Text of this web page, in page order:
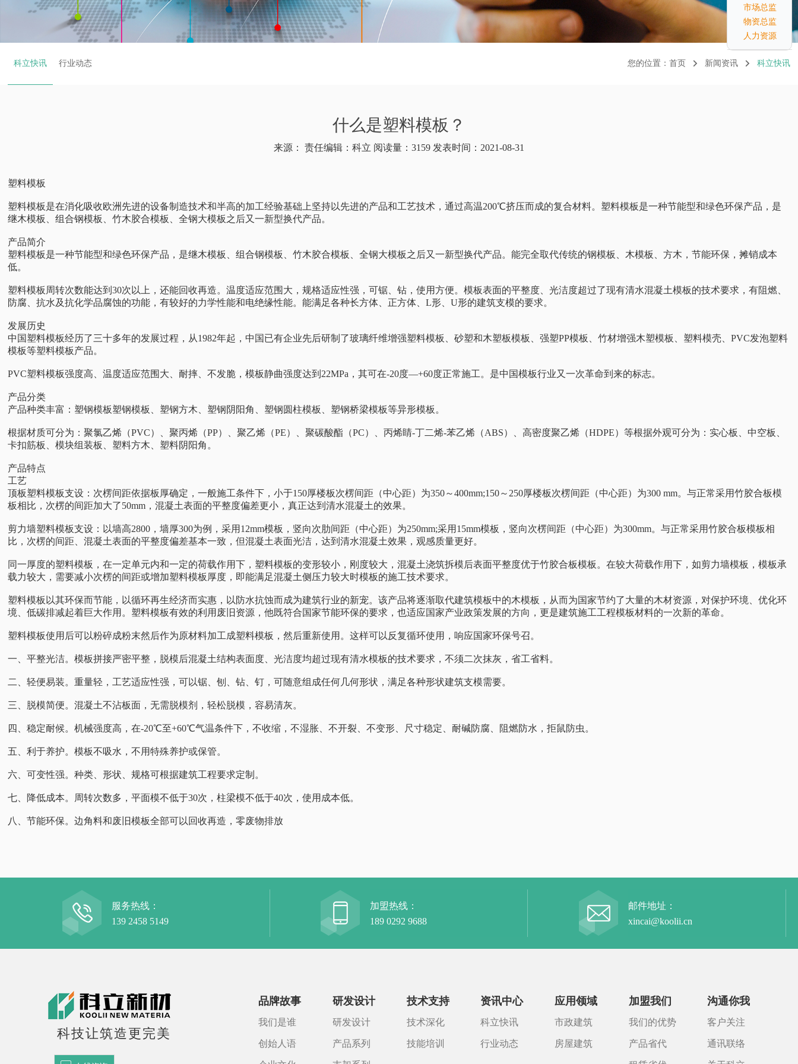
科立快讯 行业动态 您的位置： 首页 新闻资讯 科立快讯
什么是塑料模板？
来源： 责任编辑：科立 阅读量：3159 发表时间：2021-08-31
塑料模板
塑料模板是在消化吸收欧洲先进的设备制造技术和半高的加工经验基础上坚持以先进的产品和工艺技术，通过高温200℃挤压而成的复合材料。塑料模板是一种节能型和绿色环保产品，是
继木模板、组合钢模板、竹木胶合模板、全钢大模板之后又一新型换代产品。
产品简介
塑料模板是一种节能型和绿色环保产品，是继木模板、组合钢模板、竹木胶合模板、全钢大模板之后又一新型换代产品。能完全取代传统的钢模板、木模板、方木，节能环保，摊销成本
低。
塑料模板周转次数能达到30次以上，还能回收再造。温度适应范围大，规格适应性强，可锯、钻，使用方便。模板表面的平整度、光洁度超过了现有清水混凝土模板的技术要求，有阻燃、
防腐、抗水及抗化学品腐蚀的功能，有较好的力学性能和电绝缘性能。能满足各种长方体、正方体、L形、U形的建筑支模的要求。
发展历史
中国塑料模板经历了三十多年的发展过程，从1982年起，中国已有企业先后研制了玻璃纤维增强塑料模板、砂塑和木塑板模板、强塑PP模板、竹材增强木塑模板、塑料模壳、PVC发泡塑料
模板等塑料模板产品。
PVC塑料模板强度高、温度适应范围大、耐摔、不发脆，模板静曲强度达到22MPa，其可在-20度—+60度正常施工。是中国模板行业又一次革命到来的标志。
产品分类
产品种类丰富：塑钢模板塑钢模板、塑钢方木、塑钢阴阳角、塑钢圆柱模板、塑钢桥梁模板等异形模板。
根据材质可分为：聚氯乙烯（PVC）、聚丙烯（PP）、聚乙烯（PE）、聚碳酸酯（PC）、丙烯睛-丁二烯-苯乙烯（ABS）、高密度聚乙烯（HDPE）等根据外观可分为：实心板、中空板、
卡扣筋板、模块组装板、塑料方木、塑料阴阳角。
产品特点
工艺
顶板塑料模板支设：次楞间距依据板厚确定，一般施工条件下，小于150厚楼板次楞间距（中心距）为350～400mm;150～250厚楼板次楞间距（中心距）为300 mm。与正常采用竹胶合板模
板相比，次楞的间距加大了50mm，混凝土表面的平整度偏差更小，真正达到清水混凝土的效果。
剪力墙塑料模板支设：以墙高2800，墙厚300为例，采用12mm模板，竖向次肋间距（中心距）为250mm;采用15mm模板，竖向次楞间距（中心距）为300mm。与正常采用竹胶合板模板相
比，次楞的间距、混凝土表面的平整度偏差基本一致，但混凝土表面光洁，达到清水混凝土效果，观感质量更好。
同一厚度的塑料模板，在一定单元内和一定的荷载作用下，塑料模板的变形较小，刚度较大，混凝土浇筑拆模后表面平整度优于竹胶合板模板。在较大荷载作用下，如剪力墙模板，模板承
载力较大，需要减小次楞的间距或增加塑料模板厚度，即能满足混凝土侧压力较大时模板的施工技术要求。
塑料模板以其环保而节能，以循环再生经济而实惠，以防水抗蚀而成为建筑行业的新宠。该产品将逐渐取代建筑模板中的木模板，从而为国家节约了大量的木材资源，对保护环境、优化环
境、低碳排减起着巨大作用。塑料模板有效的利用废旧资源，他既符合国家节能环保的要求，也适应国家产业政策发展的方向，更是建筑施工工程模板材料的一次新的革命。
塑料模板使用后可以粉碎成粉末然后作为原材料加工成塑料模板，然后重新使用。这样可以反复循环使用，响应国家环保号召。
一、平整光洁。模板拼接严密平整，脱模后混凝土结构表面度、光洁度均超过现有清水模板的技术要求，不须二次抹灰，省工省料。
二、轻便易装。重量轻，工艺适应性强，可以锯、刨、钻、钉，可随意组成任何几何形状，满足各种形状建筑支模需要。
三、脱模简便。混凝土不沾板面，无需脱模剂，轻松脱模，容易清灰。
四、稳定耐候。机械强度高，在-20℃至+60℃气温条件下，不收缩，不湿胀、不开裂、不变形、尺寸稳定、耐碱防腐、阻燃防水，拒鼠防虫。
五、利于养护。模板不吸水，不用特殊养护或保管。
六、可变性强。种类、形状、规格可根据建筑工程要求定制。
七、降低成本。周转次数多，平面模不低于30次，柱梁模不低于40次，使用成本低。
八、节能环保。边角料和废旧模板全部可以回收再造，零废物排放
服务热线：
139 2458 5149
加盟热线：
189 0292 9688
邮件地址：
xincai@koolii.cn
科技让筑造更完美
品牌故事
我们是谁
创始人语
研发设计
研发设计
产品系列
技术支持
技术深化
技能培训
资讯中心
科立快讯
行业动态
应用领域
市政建筑
房屋建筑
加盟我们
我们的优势
产品省代
沟通你我
客户关注
通讯联络
市场总监
物资总监
人力资源